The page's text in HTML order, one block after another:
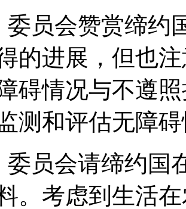
委员会赞赏缔约
的进展，但也
碍情况与不遵
测和评估无障
委员会请缔约国
。考虑到生活